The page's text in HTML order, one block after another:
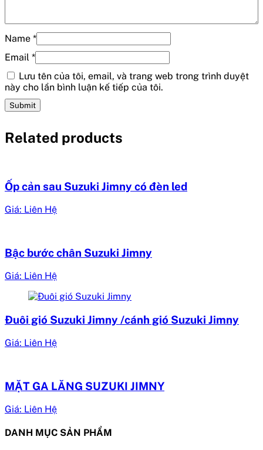
Name *
Email *
Lưu tên của tôi, email, và trang web trong trình duyệt
này cho lần bình luận kế tiếp của tôi.
Related products
Ốp cản sau Suzuki Jimny có đèn led
Giá: Liên Hệ
Bậc bước chân Suzuki Jimny
Giá: Liên Hệ
Đuôi gió Suzuki Jimny /cánh gió Suzuki Jimny
Giá: Liên Hệ
MẶT GA LĂNG SUZUKI JIMNY
Giá: Liên Hệ
DANH MỤC SẢN PHẨM